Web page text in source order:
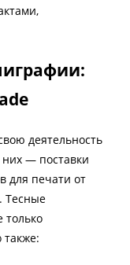
деятельность
них — поставки
для печати от
Тесные
только